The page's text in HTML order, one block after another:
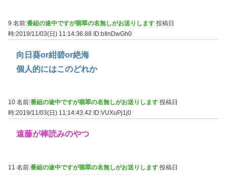
9 名前:番組の途中ですが翡翠の名無しがお送りします 投稿日
時:2019/11/03(日) 11:14:36.88 ID:bIlnDwGh0
向日葵or紺碧or絶海
個人的にはこのどれか
10 名前:番組の途中ですが翡翠の名無しがお送りします 投稿日
時:2019/11/03(日) 11:14:43.42
ID:VUXuPj1j0
遠藤が棒読みのやつ
11 名前:番組の途中ですが翡翠の名無しがお送りします 投稿日